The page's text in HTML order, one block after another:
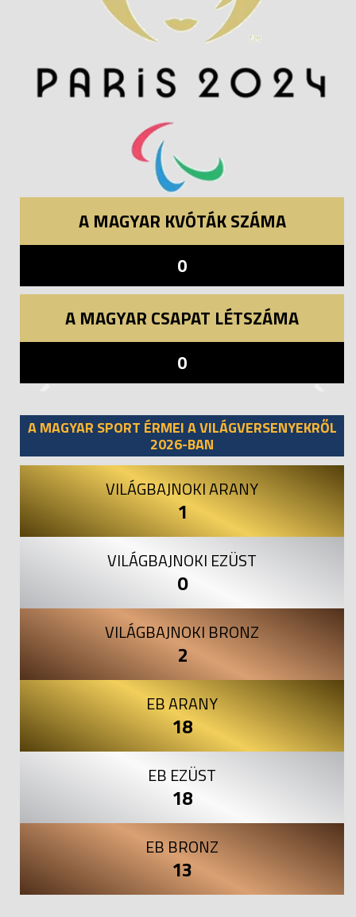
A MAGYAR KVÓTÁK SZÁMA
0
A MAGYAR CSAPAT LÉTSZÁMA
0
A MAGYAR SPORT ÉRMEI A VILÁGVERSENYEKRŐL
2026-BAN
VILÁGBAJNOKI ARANY
1
VILÁGBAJNOKI EZÜST
0
VILÁGBAJNOKI BRONZ
2
EB ARANY
18
EB EZÜST
18
EB BRONZ
13